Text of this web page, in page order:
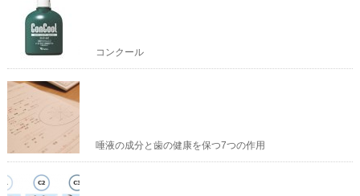
コンクール
唾液の成分と歯の健康を保つ7つの作用